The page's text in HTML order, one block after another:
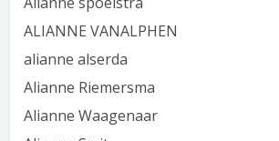
ALIANNE VANALPHEN
alianne alserda
Alianne Riemersma
Alianne Waagenaar